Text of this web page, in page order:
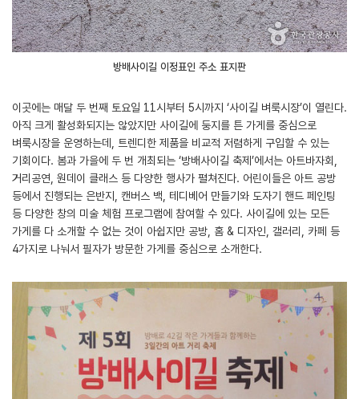
방배사이길 이정표인 주소 표지판
이곳에는 매달 두 번째 토요일 11시부터 5시까지 ‘사이길 벼룩시장’이 열린다.
아직 크게 활성화되지는 않았지만 사이길에 둥지를 튼 가게를 중심으로
벼룩시장을 운영하는데, 트렌디한 제품을 비교적 저렴하게 구입할 수 있는
기회이다. 봄과 가을에 두 번 개최되는 ‘방배사이길 축제’에서는 아트바자회,
거리공연, 원데이 클래스 등 다양한 행사가 펼쳐진다. 어린이들은 아트 공방
등에서 진행되는 은반지, 캔버스 백, 테디베어 만들기와 도자기 핸드 페인팅
등 다양한 창의 미술 체험 프로그램에 참여할 수 있다. 사이길에 있는 모든
가게를 다 소개할 수 없는 것이 아쉽지만 공방, 홈 & 디자인, 갤러리, 카페 등
4가지로 나눠서 필자가 방문한 가게를 중심으로 소개한다.